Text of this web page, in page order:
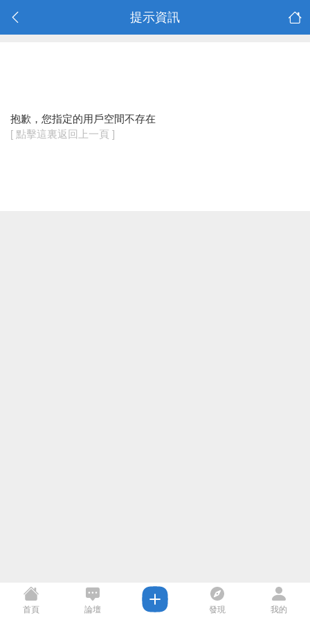
提示資訊
抱歉，您指定的用戶空間不存在
[ 點擊這裏返回上一頁 ]
首頁 論壇 發現 我的